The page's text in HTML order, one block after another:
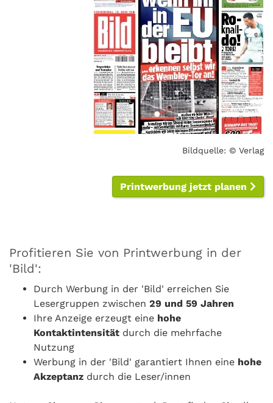
Bildquelle: © Verlag
Printwerbung jetzt planen
Profitieren Sie von Printwerbung in der
'Bild':
Durch Werbung in der 'Bild' erreichen Sie
Lesergruppen zwischen 29 und 59 Jahren
Ihre Anzeige erzeugt eine hohe
Kontaktintensität durch die mehrfache
Nutzung
Werbung in der 'Bild' garantiert Ihnen eine hohe
Akzeptanz durch die Leser/innen